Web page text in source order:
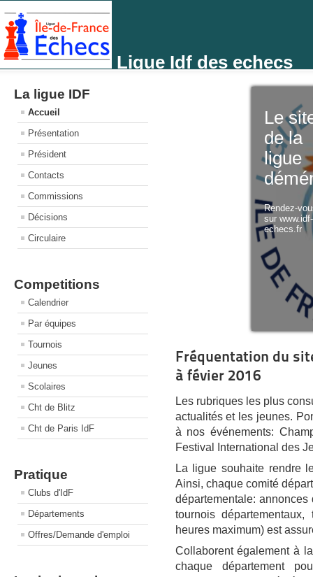
Ligue Idf des echecs
La ligue IDF
Accueil
Présentation
Président
Contacts
Commissions
Décisions
Circulaire
Competitions
Calendrier
Par équipes
Tournois
Jeunes
Scolaires
Cht de Blitz
Cht de Paris IdF
Pratique
Clubs d'IdF
Départements
Offres/Demande d'emploi
Le
de la
ligue
Rendez-
sur
echecs.fr
Fréquentation du
à févier 2016
Les rubriques les plus
actualités et les jeunes.
à nos événements:
Festival International des
La ligue souhaite rendre
Ainsi, chaque comité
départementale:
tournois
heures maximum) est
Collaborent également à
chaque département